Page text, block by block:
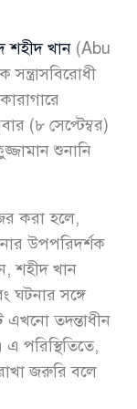
শহীদ খান (Abu
(৮ সেপ্টেম্বর)
শুনানি
করা হলে,
উপপরিদর্শক
শহীদ খান
ঘটনার সঙ্গে
এখনো তদন্তাধীন
পরিস্থিতিতে,
জরুরি বলে